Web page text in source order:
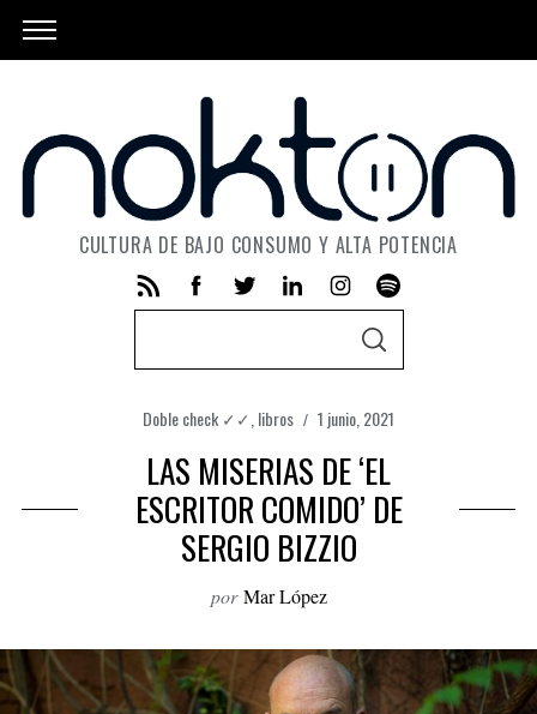
CULTURA DE BAJO CONSUMO Y ALTA POTENCIA
h
f
S
C
H
Doble check ✓✓,libros 1 junio, 2021
LAS MISERIAS DE ‘EL
ESCRITOR COMIDO’ DE
SERGIO BIZZIO
por Mar López